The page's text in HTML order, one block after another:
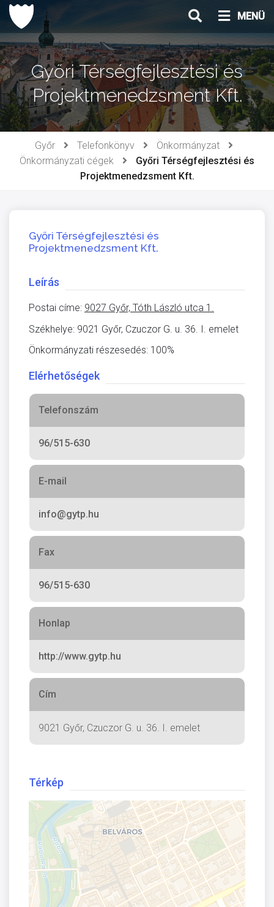
Ugrás
tartalomhoz
MENÜ
Győri Térségfejlesztési és
Projektmenedzsment Kft.
Győr Telefonkönyv
Önkormányzat
Önkormányzati cégek
Győri Térségfejlesztési és
Projektmenedzsment Kft.
Győri Térségfejlesztési és
Projektmenedzsment Kft.
Leírás
Postai címe: 9027 Győr, Tóth László utca 1.
Székhelye: 9021 Győr, Czuczor G. u. 36. I. emelet
Önkormányzati részesedés: 100%
Elérhetőségek
Telefonszám
96/515-630
E-mail
info@gytp.hu
Fax
96/515-630
Honlap
http://www.gytp.hu
Cím
9021 Győr, Czuczor G. u. 36. I. emelet
Térkép